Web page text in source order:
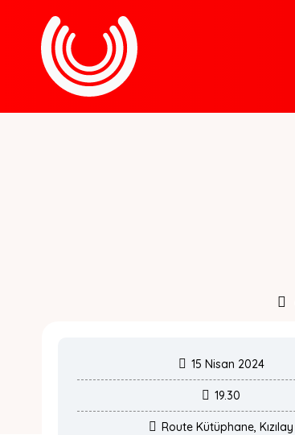
15 Nisan 2024
19.30
Route Kütüphane, Kızılay